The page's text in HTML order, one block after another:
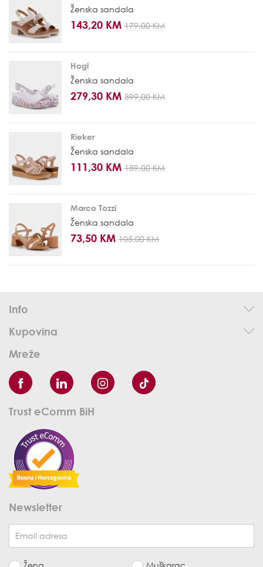
Ženska sandala
143,20 KM 179,00 KM
Hogl
Ženska sandala
279,30 KM 399,00 KM
Rieker
Ženska sandala
111,30 KM 159,00 KM
Marco Tozzi
Ženska sandala
73,50 KM 105,00 KM
Info
Kupovina
Mreže
Trust eComm BiH
Newsletter
Žena Muškarac